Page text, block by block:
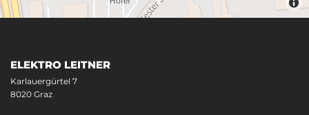
ELEKTRO LEITNER
Karlauergürtel 7
8020 Graz